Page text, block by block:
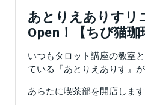
あとりえありすリ
Open！【ちび猫珈
いつもタロット講座の教室
ている『あとりえありす』が
あらたに喫茶部を開店します